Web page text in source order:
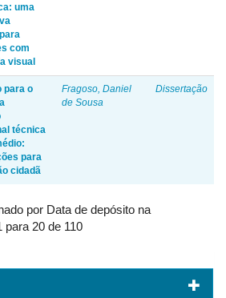
uma
com
visual
para o
técnica
para
cidadã
Fragoso, Daniel
de Sousa
Dissertação
por Data de depósito na
para 20 de 110